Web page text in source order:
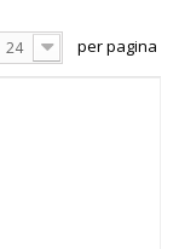
24 per pagina